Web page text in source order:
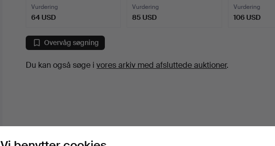
Vurdering
64 USD
Vurdering
85 USD
Vurdering
106 USD
Overvåg søgning
Du kan også søge ivores arkiv med afsluttede auktioner.